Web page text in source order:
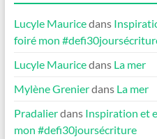
Lucyle Mauricedans
foiré mon
Lucyle Mauricedans La mer
Mylène Grenierdans La mer
Pradalierdans Inspiration et
mon #defi30joursécriture